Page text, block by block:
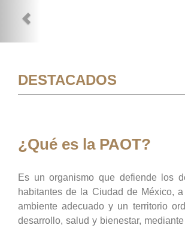
DESTACADOS
¿Qué es la PAOT?
Es un organismo que defiende los
habitantes de la Ciudad de México,
ambiente adecuado y un territorio
desarrollo, salud y bienestar,